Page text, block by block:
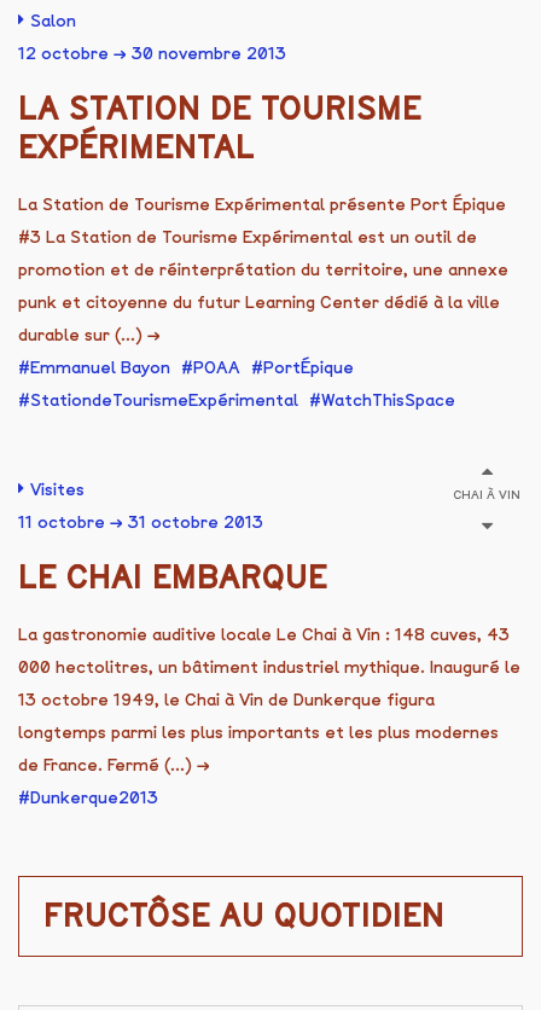
Salon
12 octobre → 30 novembre 2013
LA STATION DE TOURISME
EXPÉRIMENTAL
La Station de Tourisme Expérimental présente Port Épique
#3 La Station de Tourisme Expérimental est un outil de
promotion et de réinterprétation du territoire, une annexe
punk et citoyenne du futur Learning Center dédié à la ville
durable sur (...) →
Emmanuel Bayon
POAA
PortÉpique
StationdeTourismeExpérimental
WatchThisSpace
Visites
11 octobre → 31 octobre 2013
CHAI À VIN
LE CHAI EMBARQUE
La gastronomie auditive locale Le Chai à Vin : 148 cuves, 43
000 hectolitres, un bâtiment industriel mythique. Inauguré le
13 octobre 1949, le Chai à Vin de Dunkerque figura
longtemps parmi les plus importants et les plus modernes
de France. Fermé (...) →
Dunkerque2013
FRUCTÔSE AU QUOTIDIEN